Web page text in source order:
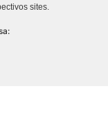
sites.